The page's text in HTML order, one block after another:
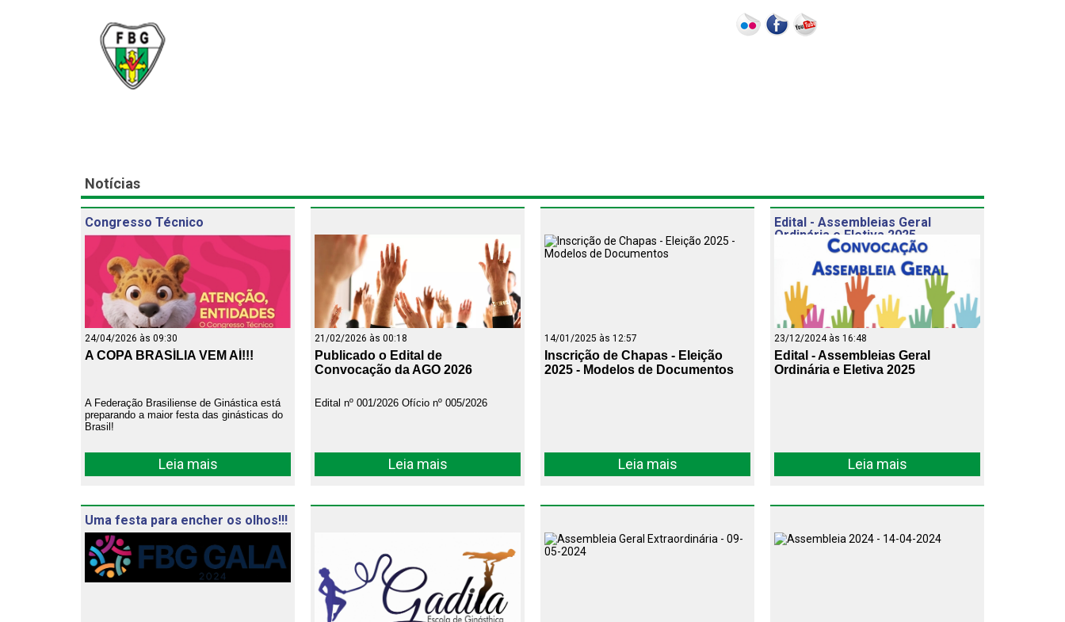
Notícias
Congresso Técnico
24/04/2026 às 09:30
A COPA BRASÍLIA VEM AÍ!!!
A Federação Brasiliense de Ginástica está
preparando a maior festa das ginásticas do
Brasil!
Leia mais
21/02/2026 às 00:18
Publicado o Edital de
Convocação da AGO 2026
Edital nº 001/2026 Ofício nº 005/2026
Leia mais
14/01/2025 às 12:57
Inscrição de Chapas - Eleição
2025 - Modelos de Documentos
Leia mais
Edital - Assembleias Geral
Ordinária e Eletiva 2025
23/12/2024 às 16:48
Edital - Assembleias Geral
Ordinária e Eletiva 2025
Leia mais
Uma festa para encher os olhos!!!